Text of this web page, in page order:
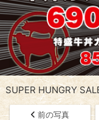
SUPER HUNGRY
前の写真